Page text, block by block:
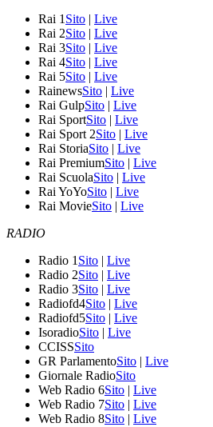
Rai 1 Sito | Live
Rai 2Sito | Live
Rai 3Sito | Live
Rai 4Sito | Live
Rai 5Sito | Live
RainewsSito | Live
Rai GulpSito | Live
Rai SportSito | Live
Rai Sport 2Sito | Live
Rai StoriaSito | Live
Rai PremiumSito | Live
Rai ScuolaSito | Live
Rai YoYoSito | Live
Rai MovieSito | Live
RADIO
Radio 1 Sito | Live
Radio 2Sito | Live
Radio 3Sito | Live
Radiofd4Sito | Live
Radiofd5Sito | Live
IsoradioSito | Live
CCISSSito
GR ParlamentoSito | Live
Giornale RadioSito
Web Radio 6Sito | Live
Web Radio 7Sito | Live
Web Radio 8Sito | Live